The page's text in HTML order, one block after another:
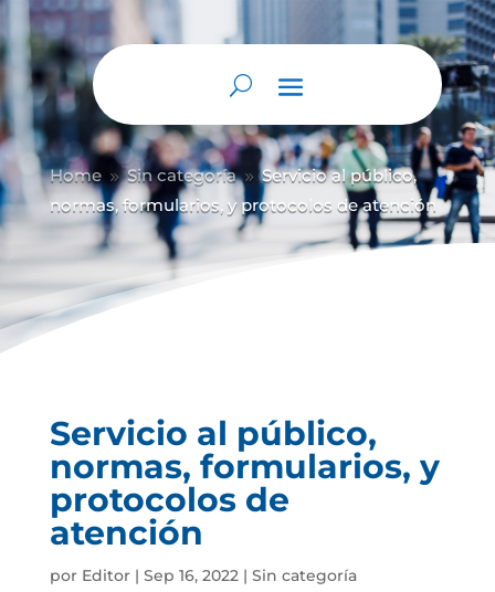
Home 9 Sin categoría 9 Servicio al público,
normas, formularios, y protocolos de atención
Servicio al público,
normas, formularios, y
protocolos de
atención
por Editor| Sep 16, 2022| Sin categoría